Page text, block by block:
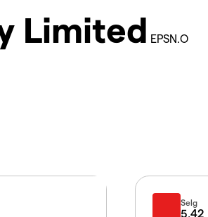
Limited EPSN.O
Selg
5.42